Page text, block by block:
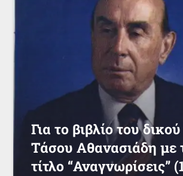
Για το βιβλίο του
Τάσου Αθανασιάδη με
τίτλο “Αναγνωρίσεις”